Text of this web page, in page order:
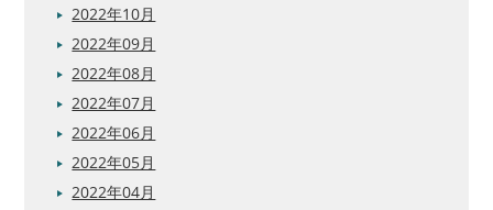
2022年10月
2022年09月
2022年08月
2022年07月
2022年06月
2022年05月
2022年04月